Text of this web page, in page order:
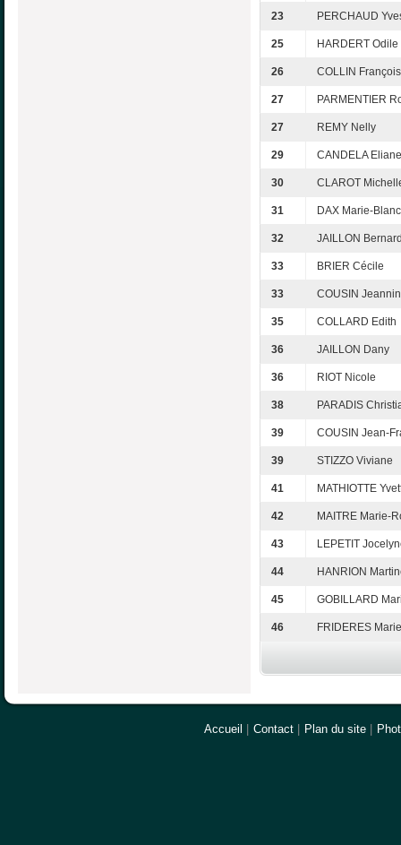
23 PERCHAUD
25 HARDERT Odile
26 COLLIN
27 PARMENTIER
27 REMY Nelly
29 CANDELA Eliane
30 CLAROT
31 DAX Marie-
32 JAILLON
33 BRIER Cécile
33 COUSIN
35 COLLARD Edith
36 JAILLON Dany
36 RIOT Nicole
38 PARADIS
39 COUSIN Jean-
39 STIZZO Viviane
41 MATHIOTTE
42 MAITRE Marie-
43 LEPETIT
44 HANRION
45 GOBILLARD
46 FRIDERES
Accueil Contact Plan du site